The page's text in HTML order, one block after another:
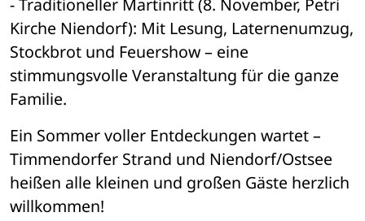
- Traditioneller Martinritt (8. November, Petri
Kirche Niendorf): Mit Lesung, Laternenumzug,
Stockbrot und Feuershow – eine
stimmungsvolle Veranstaltung für die ganze
Familie.
Ein Sommer voller Entdeckungen wartet –
Timmendorfer Strand und Niendorf/Ostsee
heißen alle kleinen und großen Gäste herzlich
willkommen!